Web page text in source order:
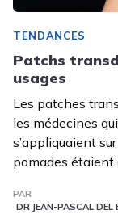
TENDANCES
Patchs
usages
Les patches
les médecines
s’appliquaient
pomades étaient
PAR
DR JEAN-PASCAL DEL